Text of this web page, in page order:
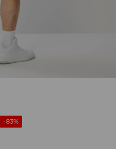
-83%